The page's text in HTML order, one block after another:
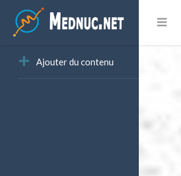
Ajouter du contenu